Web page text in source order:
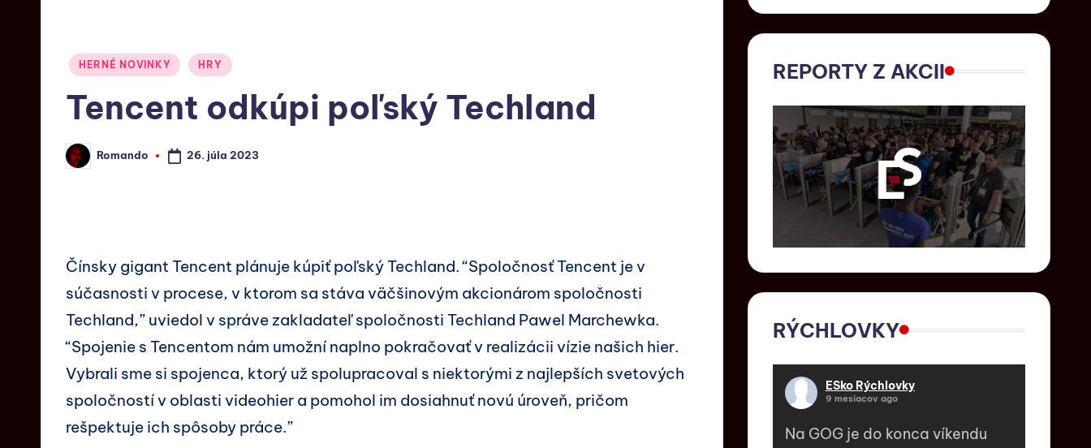
HERNÉ NOVINKY HRY
Tencent odkúpi poľský Techland
Romando 26. júla 2023
Čínsky gigant Tencent plánuje kúpiť poľský Techland. “Spoločnosť Tencent je v
súčasnosti v procese, v ktorom sa stáva väčšinovým akcionárom spoločnosti
Techland,” uviedol v správe zakladateľ spoločnosti Techland Pawel Marchewka.
“Spojenie s Tencentom nám umožní naplno pokračovať v realizácii vízie našich hier.
Vybrali sme si spojenca, ktorý už spolupracoval s niektorými z najlepších svetových
spoločností v oblasti videohier a pomohol im dosiahnuť novú úroveň, pričom
rešpektuje ich spôsoby práce.”
REPORTY Z AKCII
RÝCHLOVKY
ESko Rýchlovky
9 mesiacov ago
Na GOG je do konca víkendu